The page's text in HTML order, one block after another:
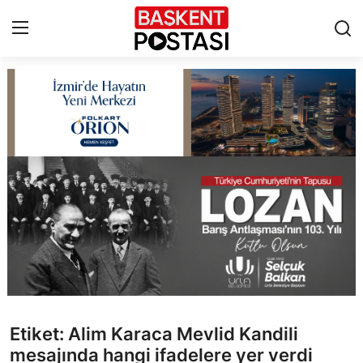
Çerez Politikası
Künye
Ankara
TBMM
Cumhurbaşkanlığı
Etiket: Alim Karaca Mevlid Kandili
mesajında hangi ifadelere yer verdi